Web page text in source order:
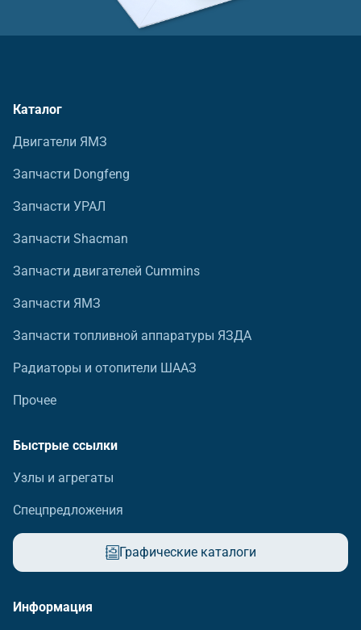
Каталог
Двигатели ЯМЗ
Запчасти Dongfeng
Запчасти УРАЛ
Запчасти Shacman
Запчасти двигателей Cummins
Запчасти ЯМЗ
Запчасти топливной аппаратуры ЯЗДА
Радиаторы и отопители ШААЗ
Прочее
Быстрые ссылки
Узлы и агрегаты
Спецпредложения
Графические каталоги
Информация